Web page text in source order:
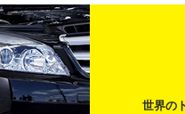
世界の